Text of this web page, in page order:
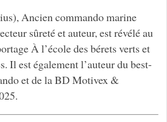
Ancien commando marine
sûreté et auteur, est révélé au
À l’école des bérets verts et
Il est également l’auteur du best-
et de la BD Motivex &